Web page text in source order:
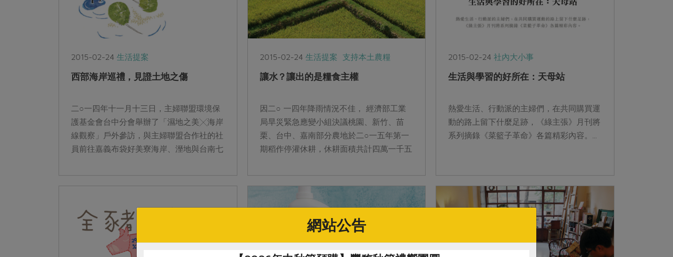
2015-02-24 生活提案
西部海岸巡禮，見證土地之傷
二○一四年十一月十三日，主婦聯盟環境保
護基金會台中分會舉辦了「濕地之美╳海岸
線觀察」戶外參訪，與主婦聯盟合作社的社
員前往嘉義布袋好美寮海岸、溼地與台南七
境危...
2015-02-24 生活提案 支持本土農糧
讓水？讓出的是糧食主權
因二○ 一四年降雨情況不佳， 經濟部工業
局旱災緊急應變小組決議桃園、新竹、苗
栗、台中、嘉南部分農地於二○一五年第一
期稻作停灌休耕，休耕面積共計四萬一千五
是無...
2015-02-24社內大小事
生活與學習的好所在：天母站
熱愛生活、行動派的主婦們，在共同購買運
動的路上留下什麼足跡，《綠主張》月刊將
系列摘錄《菜籃子革命》各篇精彩內容。...
網站公告